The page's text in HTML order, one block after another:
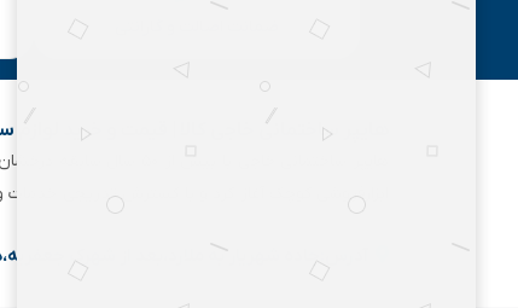
هایپر ساختمانی خاجی‌ کالا | قیمت و خرید لوازم
هایپر ساختمانی
ابزارفروشی کوچک آغاز کرد و با گسترش تدریجی
آدرس:جاده شهریار به ملارد،بعد از شهرک